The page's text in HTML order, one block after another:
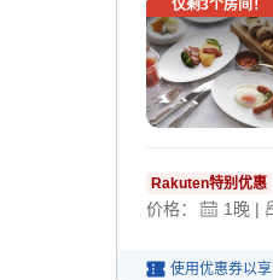
仅剩3个房间！
Rakuten特别优惠
价格： 1晚 |
使用优惠券以享